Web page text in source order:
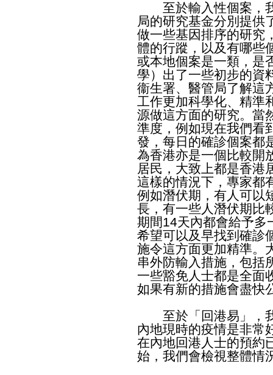
至於輸入性個案，我
局的研究基金分別提供
做一些基因排序的研究
體的行蹤，以及有哪些
或本地個案是一類，是
學）出了一些初步的資
衞生署、醫管局了解這
工作更加科學化、精準
源做這方面的研究。當
準度，例如現在我們看
發，每日的確診個案都
為香港亦是一個比較開
居民，大致上都是香港
這樣的情況下，專家都
例如潛伏期，有人可以
長，有一些人潛伏期比
期間14天內都會給予多
希望可以及早找到確診
施令這方面更加精準。
串外防輸入措施，包括
一些豁免人士都是全面
如果有新的措施會盡快
至於「回港易」，我
內地現時的疫情是非常
在內地回港人士的預約
始，我們會檢視整體情